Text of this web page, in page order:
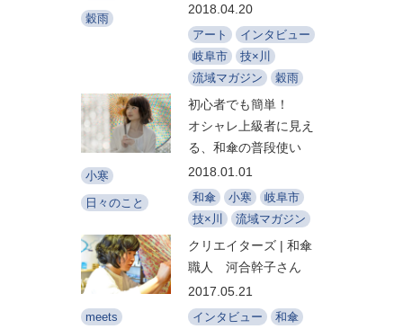
穀雨
2018.04.20
アート
インタビュー
岐阜市
技×川
流域マガジン
穀雨
小寒
日々のこと
初心者でも簡単！
オシャレ上級者に見え
る、和傘の普段使い
2018.01.01
和傘 小寒
岐阜市
技×川
流域マガジン
meets
クリエイターズ | 和傘
職人 河合幹子さん
2017.05.21
インタビュー
和傘